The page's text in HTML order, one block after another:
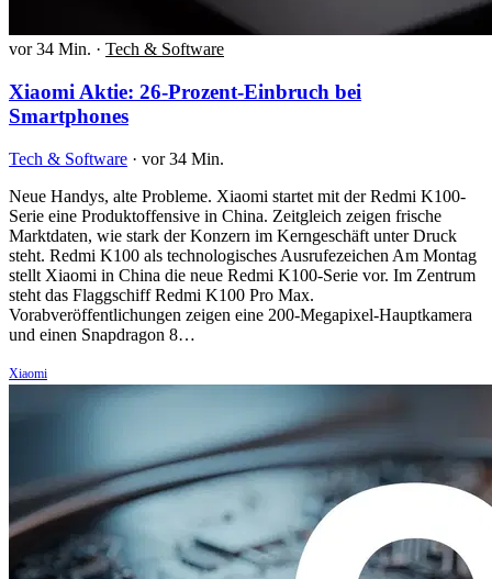
vor 34 Min. · Tech & Software
Xiaomi Aktie: 26-Prozent-Einbruch bei
Smartphones
Tech & Software · vor 34 Min.
Neue Handys, alte Probleme. Xiaomi startet mit der Redmi K100-
Serie eine Produktoffensive in China. Zeitgleich zeigen frische
Marktdaten, wie stark der Konzern im Kerngeschäft unter Druck
steht. Redmi K100 als technologisches Ausrufezeichen Am Montag
stellt Xiaomi in China die neue Redmi K100-Serie vor. Im Zentrum
steht das Flaggschiff Redmi K100 Pro Max.
Vorabveröffentlichungen zeigen eine 200-Megapixel-Hauptkamera
und einen Snapdragon 8…
Xiaomi